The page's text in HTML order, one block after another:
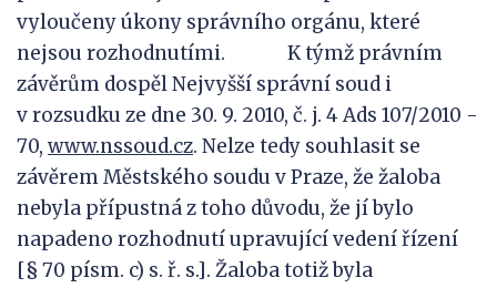
vyloučeny úkony správního orgánu, které
nejsou rozhodnutími. K týmž právním
závěrům dospěl Nejvyšší správní soud i
v rozsudku ze dne 30. 9. 2010, č. j. 4 Ads 107/2010 -
70, www.nssoud.cz. Nelze tedy souhlasit se
závěrem Městského soudu v Praze, že žaloba
nebyla přípustná z toho důvodu, že jí bylo
napadeno rozhodnutí upravující vedení řízení
[§ 70 písm. c) s. ř. s.]. Žaloba totiž byla